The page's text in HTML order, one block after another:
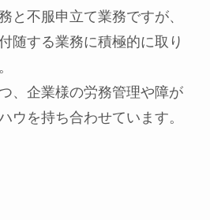
と不服申立て業務ですが、
随する業務に積極的に取り
、企業様の労務管理や障が
ウを持ち合わせています。